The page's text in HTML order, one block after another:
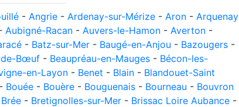
- Angrie - Ardenay-sur-Mérize - Aron - Arquenay
Aubigné-Racan - Auvers-le-Hamon - Averton -
- Batz-sur-Mer - Baugé-en-Anjou - Bazougers -
de-Bœuf - Beaupréau-en-Mauges - Bécon-les-
en-Layon - Benet - Blain - Blandouet-Saint
- Bouée - Bouère - Bouguenais - Bourneau - Bouvron
Brée - Bretignolles-sur-Mer - Brissac Loire Aubance -